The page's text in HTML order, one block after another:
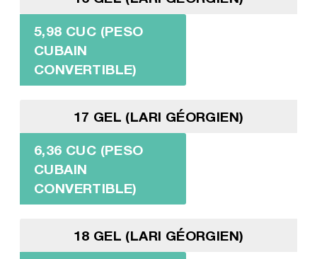
5,98 CUC (PESO
CUBAIN
CONVERTIBLE)
17 GEL (LARI GÉORGIEN)
6,36 CUC (PESO
CUBAIN
CONVERTIBLE)
18 GEL (LARI GÉORGIEN)